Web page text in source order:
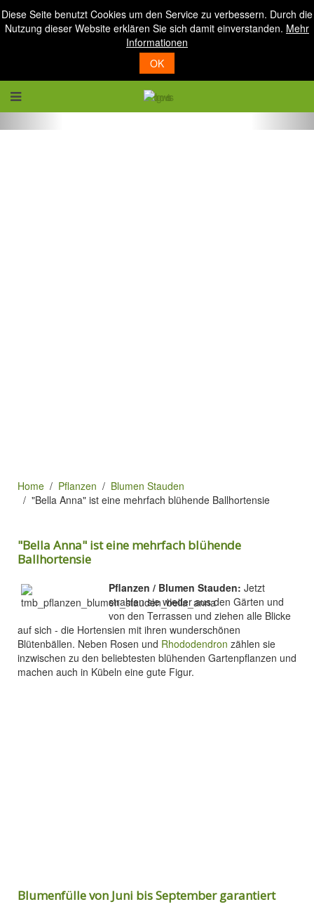
Diese Seite benutzt Cookies um den Service zu verbessern. Durch die
Nutzung dieser Website erklären Sie sich damit einverstanden. Mehr
Informationen
OK
Home Pflanzen
Blumen Stauden
"Bella Anna" ist eine mehrfach blühende Ballhortensie
"Bella Anna" ist eine mehrfach blühende
Ballhortensie
Pflanzen / Blumen Stauden: Jetzt
strahlen sie wieder aus den Gärten und
von den Terrassen und ziehen alle Blicke
auf sich - die Hortensien mit ihren wunderschönen
Blütenbällen. Neben Rosen und Rhododendron zählen sie
inzwischen zu den beliebtesten blühenden Gartenpflanzen und
machen auch in Kübeln eine gute Figur.
Blumenfülle von Juni bis September garantiert